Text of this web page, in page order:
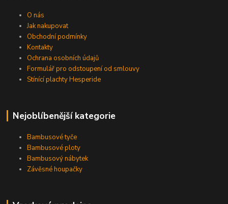
O nás
Jak nakupovat
Obchodní podmínky
Kontakty
Ochrana osobních údajů
Formulář pro odstoupení od smlouvy
Stínící plachty Hesperide
Nejoblíbenější kategorie
Bambusové tyče
Bambusové ploty
Bambusový nábytek
Závěsné houpačky